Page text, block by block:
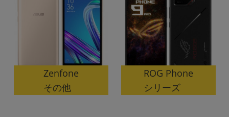
Zenfone
その他
ROG Phone
シリーズ